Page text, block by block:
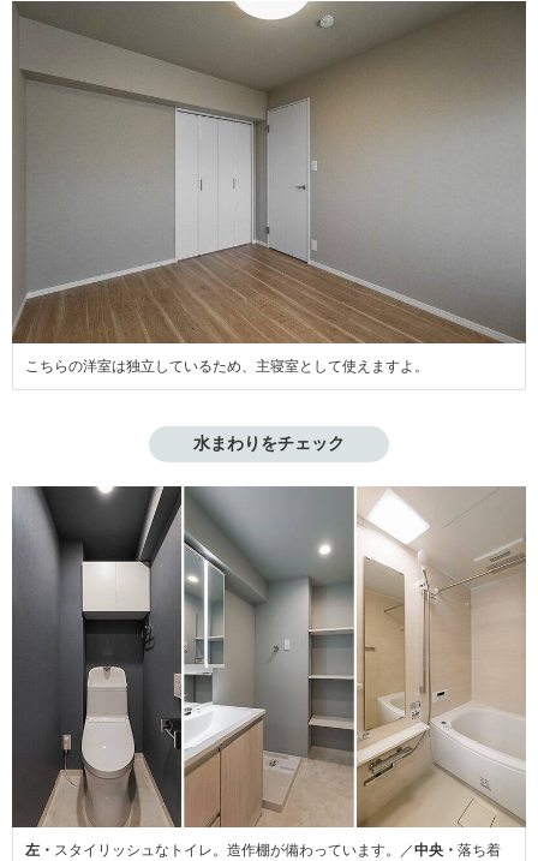
こちらの洋室は独立しているため、主寝室として使えますよ。
水まわりをチェック
左・ スタイリッシュなトイレ。造作棚が備わっています。／中央・ 落ち着